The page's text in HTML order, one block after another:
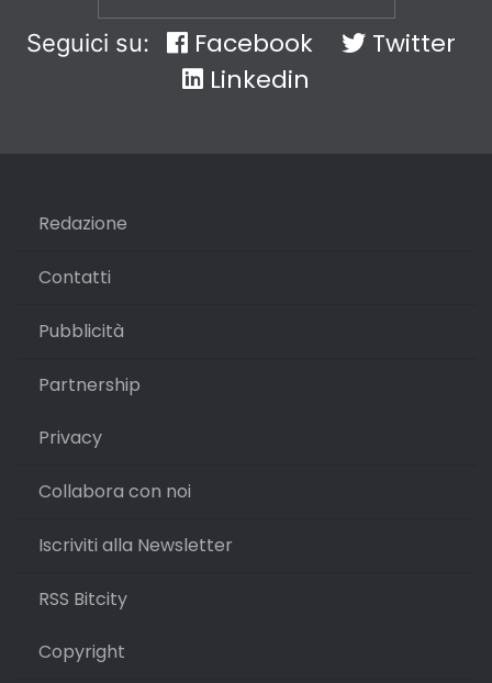
Seguici su: Facebook
Twitter
Linkedin
Redazione
Contatti
Pubblicità
Partnership
Privacy
Collabora con noi
Iscriviti alla Newsletter
RSS Bitcity
Copyright